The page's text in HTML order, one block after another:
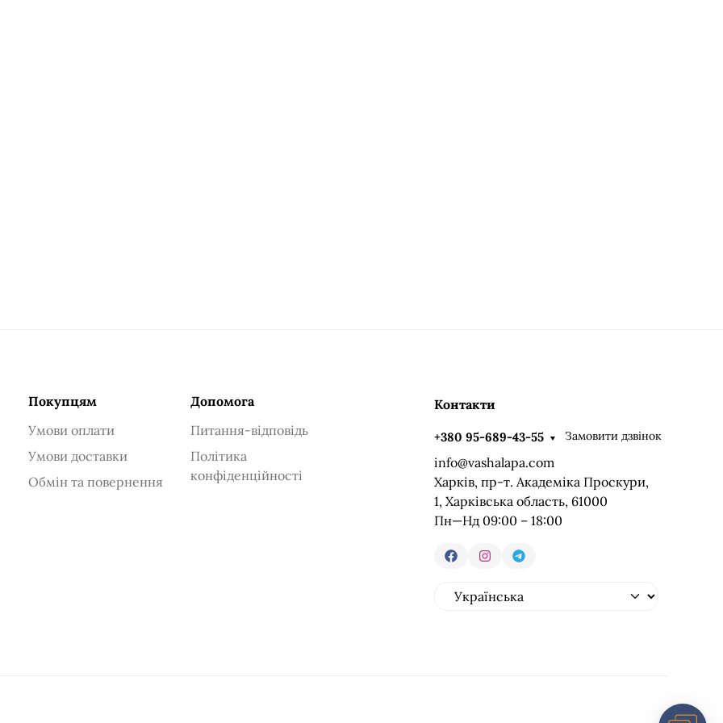
Покупцям
Умови оплати
Умови доставки
Обмін та повернення
Допомога
Питання-відповідь
Політика
конфіденційності
Контакти
+380 95-689-43-55 Замовити дзвінок
info@vashalapa.com
Харків, пр-т. Академіка Проскури,
1, Харківська область, 61000
Пн—Нд 09:00 – 18:00